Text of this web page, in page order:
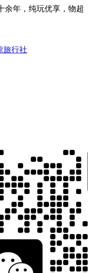
余年，纯玩优享，物超
旅行社